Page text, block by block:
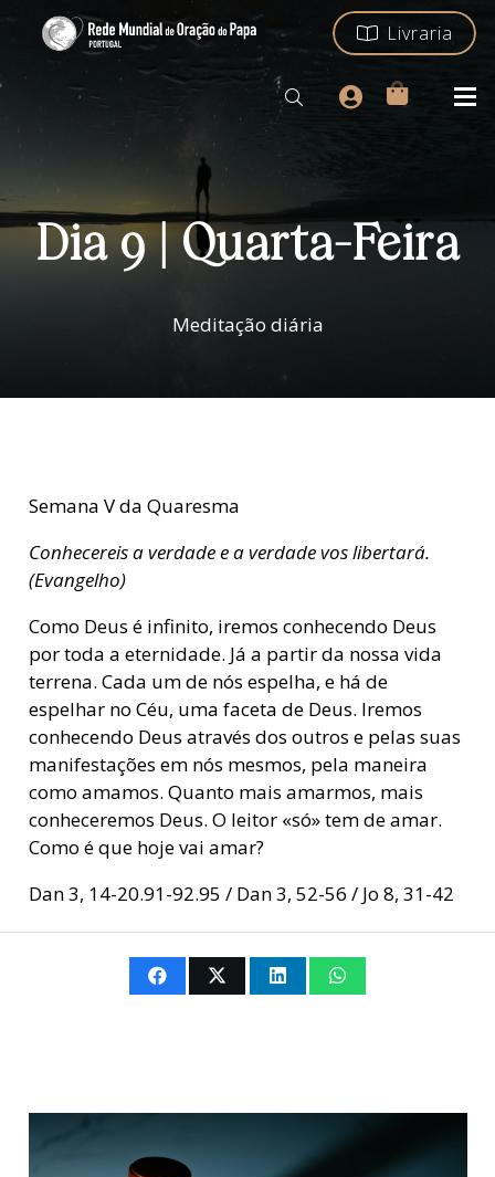
Livraria
Dia 9 | Quarta-Feira
Meditação diária
Semana V da Quaresma
Conhecereis a verdade e a verdade vos libertará.
(Evangelho)
Como Deus é infinito, iremos conhecendo Deus
por toda a eternidade. Já a partir da nossa vida
terrena. Cada um de nós espelha, e há de
espelhar no Céu, uma faceta de Deus. Iremos
conhecendo Deus através dos outros e pelas suas
manifestações em nós mesmos, pela maneira
como amamos. Quanto mais amarmos, mais
conheceremos Deus. O leitor «só» tem de amar.
Como é que hoje vai amar?
Dan 3, 14-20.91-92.95 / Dan 3, 52-56 / Jo 8, 31-42